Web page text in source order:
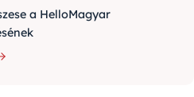
a HelloMagyar